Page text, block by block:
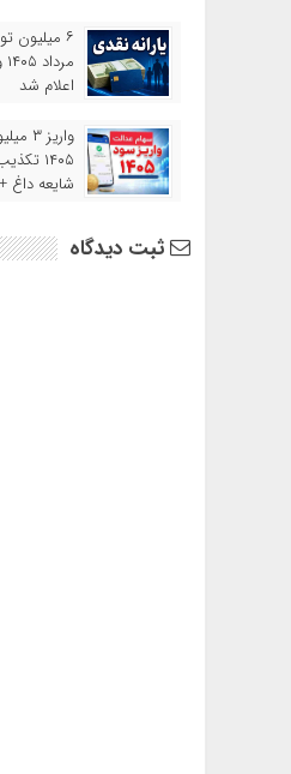
۶ میلیون
اعلام شد
۱۴۰۵
شایعه داغ
ثبت دیدگاه